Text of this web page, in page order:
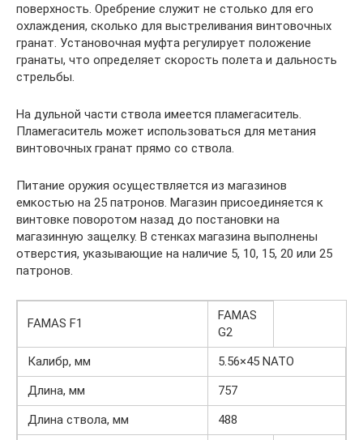
поверхность. Оребрение служит не столько для его
охлаждения, сколько для выстреливания винтовочных
гранат. Установочная муфта регулирует положение
гранаты, что определяет скорость полета и дальность
стрельбы.
На дульной части ствола имеется пламегаситель.
Пламегаситель может использоваться для метания
винтовочных гранат прямо со ствола.
Питание оружия осуществляется из магазинов
емкостью на 25 патронов. Магазин присоединяется к
винтовке поворотом назад до постановки на
магазинную защелку. В стенках магазина выполнены
отверстия, указывающие на наличие 5, 10, 15, 20 или 25
патронов.
FAMAS F1
FAMAS
G2
Калибр, мм
5.56×45 NATO
Длина, мм
757
Длина ствола, мм
488